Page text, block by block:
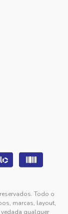
Todo o
marcas, layout,
qualquer